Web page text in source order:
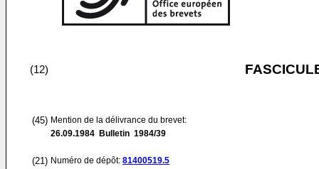
(12)
(45) Mention de la délivrance du brevet:
26.09.1984 Bulletin 1984/39
(21) Numéro de dépôt: 81400519.5